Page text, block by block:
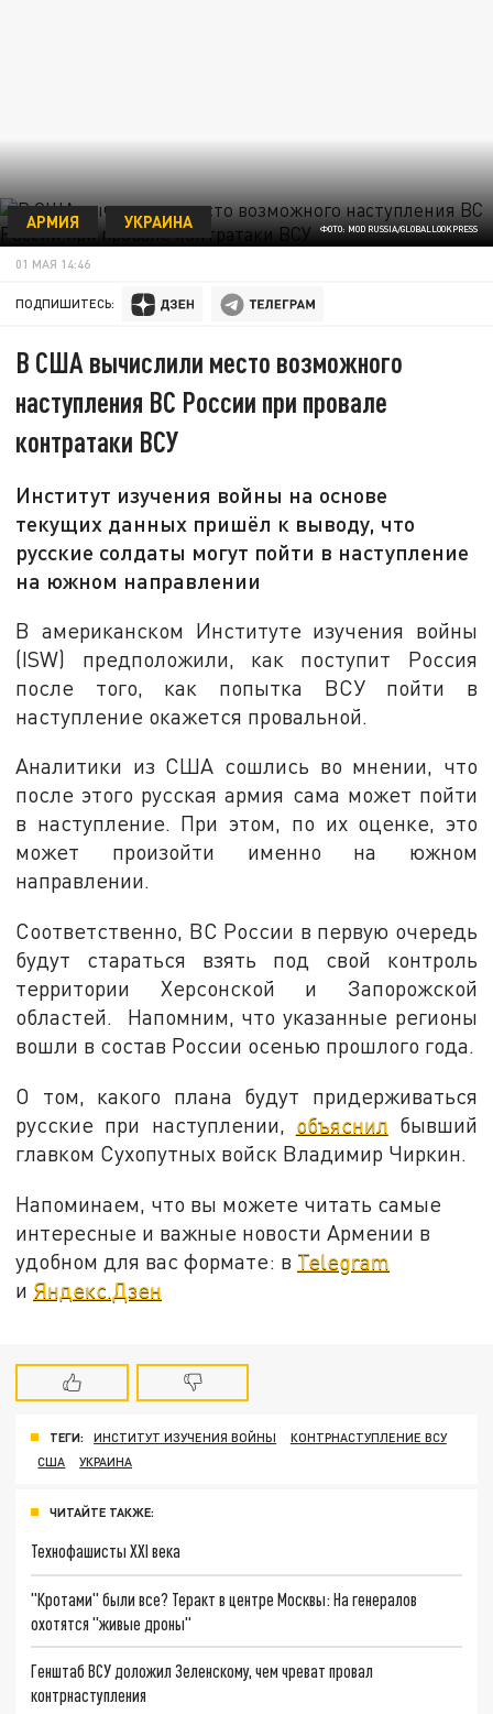
ФОТО: MOD RUSSIA/GLOBALLOOKPRESS
АРМИЯ УКРАИНА
01 МАЯ 14:46
ПОДПИШИТЕСЬ:
В США вычислили место возможного
наступления ВС России при провале
контратаки ВСУ
Институт изучения войны на основе
текущих данных пришёл к выводу, что
русские солдаты могут пойти в наступление
на южном направлении
В американском Институте изучения войны
(ISW) предположили, как поступит Россия
после того, как попытка ВСУ пойти в
наступление окажется провальной.
Аналитики из США сошлись во мнении, что
после этого русская армия сама может пойти
в наступление. При этом, по их оценке, это
может произойти именно на южном
направлении.
Соответственно, ВС России в первую очередь
будут стараться взять под свой контроль
территории Херсонской и Запорожской
областей. Напомним, что указанные регионы
вошли в состав России осенью прошлого года.
О том, какого плана будут придерживаться
русские при наступлении, объяснил бывший
главком Сухопутных войск Владимир Чиркин.
Напоминаем, что вы можете читать самые
интересные и важные новости Армении в
удобном для вас формате: в Telegram
и Яндекс.Дзен
ТЕГИ: ИНСТИТУТ ИЗУЧЕНИЯ ВОЙНЫ
КОНТРНАСТУПЛЕНИЕ ВСУ
США
УКРАИНА
ЧИТАЙТЕ ТАКЖЕ:
Технофашисты XXI века
"Кротами" были все? Теракт в центре Москвы: На генералов
охотятся "живые дроны"
Генштаб ВСУ доложил Зеленскому, чем чреват провал
контрнаступления